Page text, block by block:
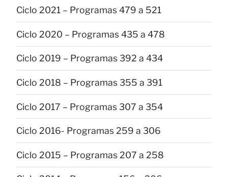
Ciclo 2021 – Programas 479 a 521
Ciclo 2020 – Programas 435 a 478
Ciclo 2019 – Programas 392 a 434
Ciclo 2018 – Programas 355 a 391
Ciclo 2017 – Programas 307 a 354
Ciclo 2016- Programas 259 a 306
Ciclo 2015 – Programas 207 a 258